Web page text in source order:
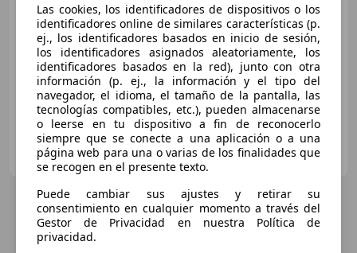
€ 16.500
Preciojusto
02/2016 179.538 km Diésel 140 kW (190 CV)
Particular
ES-31006 Pamplona/Iruña
Las cookies, los identificadores de dispositivos o los
identificadores online de similares características (p.
ej., los identificadores basados en inicio de sesión,
los identificadores asignados aleatoriamente, los
identificadores basados en la red), junto con otra
información (p. ej., la información y el tipo del
navegador, el idioma, el tamaño de la pantalla, las
tecnologías compatibles, etc.), pueden almacenarse
o leerse en tu dispositivo a fin de reconocerlo
siempre que se conecte a una aplicación o a una
página web para una o varias de los finalidades que
se recogen en el presente texto.
Puede cambiar sus ajustes y retirar su
consentimiento en cualquier momento a través del
Gestor de Privacidad en nuestra Política de
privacidad.